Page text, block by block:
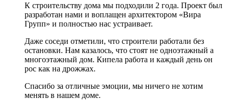
К строительству дома мы подходили 2 года. Проект был
разработан нами и воплащен архитектором «Вира
Групп» и полностью нас устраивает.
Даже соседи отметили, что строители работали без
остановки. Нам казалось, что стоят не одноэтажный а
многоэтажный дом. Кипела работа и каждый день он
рос как на дрожжах.
Спасибо за отличные эмоции, мы ничего не хотим
менять в нашем доме.